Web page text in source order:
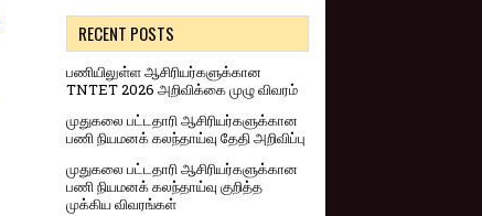
RECENT POSTS
பணியிலுள்ள ஆசிரியர்களுக்கான
TNTET 2026 அறிவிக்கை முழு விவரம்
முதுகலை பட்டதாரி ஆசிரியர்களுக்கான
பணி நியமனக் கலந்தாய்வு தேதி அறிவிப்பு
முதுகலை பட்டதாரி ஆசிரியர்களுக்கான
பணி நியமனக் கலந்தாய்வு குறித்த
முக்கிய விவரங்கள்